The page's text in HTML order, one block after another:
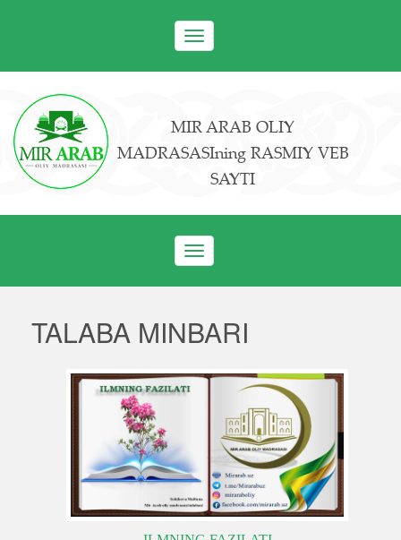
Toggle
navigation
MIR ARAB OLIY
MADRASASIning RASMIY VEB
SAYTI
Toggle
navigation
TALABA MINBARI